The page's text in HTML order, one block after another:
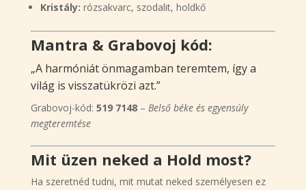
Kristály: rózsakvarc, szodalit, holdkő
Mantra & Grabovoj kód:
„A harmóniát önmagamban teremtem, így a
világ is visszatükrözi azt.”
Grabovoj-kód: 519 7148– Belső béke és egyensúly
megteremtése
Mit üzen neked a Hold most?
Ha szeretnéd tudni, mit mutat neked személyesen ez